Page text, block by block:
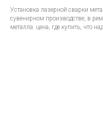
Установка лазерной сварки
сувенирном производстве, в
металла. цена, где купить, что